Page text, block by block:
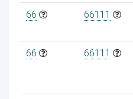
66 66111
66 66111